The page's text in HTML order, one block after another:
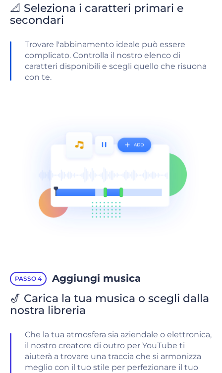
📐 Seleziona i caratteri primari e
secondari
Trovare l'abbinamento ideale può essere
complicato. Controlla il nostro elenco di
caratteri disponibili e scegli quello che risuona
con te.
PASSO 4 Aggiungi musica
🎷 Carica la tua musica o scegli dalla
nostra libreria
Che la tua atmosfera sia aziendale o elettronica,
il nostro creatore di outro per YouTube ti
aiuterà a trovare una traccia che si armonizza
meglio con il tuo stile per perfezionare il tuo